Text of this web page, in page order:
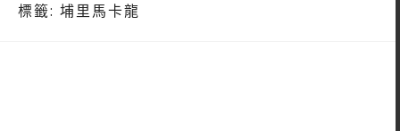
標籤: 埔里馬卡龍